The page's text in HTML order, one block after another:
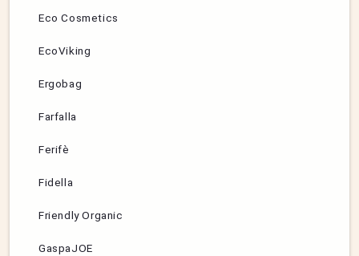
Eco Cosmetics
EcoViking
Ergobag
Farfalla
Ferifè
Fidella
Friendly Organic
GaspaJOE